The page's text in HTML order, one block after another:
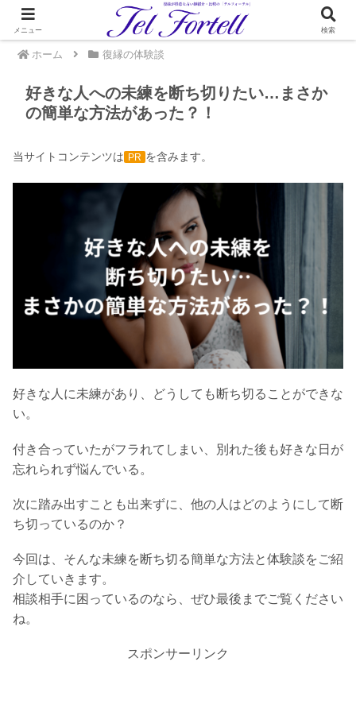
ホーム 復縁の体験談
好きな人への未練を断ち切りたい…まさか
の簡単な方法があった？！
当サイトコンテンツは PR を含みます。
好きな人に未練があり、どうしても断ち切ることができな
い。
付き合っていたがフラれてしまい、別れた後も好きな日が
忘れられず悩んでいる。
次に踏み出すことも出来ずに、他の人はどのようにして断
ち切っているのか？
今回は、そんな未練を断ち切る簡単な方法と体験談をご紹
介していきます。
相談相手に困っているのなら、ぜひ最後までご覧ください
ね。
スポンサーリンク
メニュー 検索